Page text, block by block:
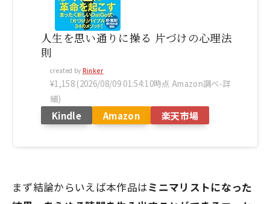
人生を思い通りに操る 片づけの心理法
則
created by Rinker
¥1,158 (2026/08/09 01:54:10時点 Amazon調べ-詳
細)
Kindle Amazon 楽天市場
まず結論からいえば本作品はミニマリストになった